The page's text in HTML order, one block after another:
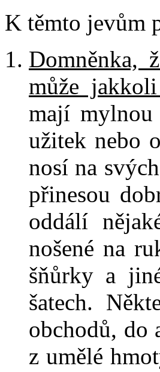
K těmto jevům
Domněnka,
může
mají
užitek nebo
nosí na
přinesou
oddálí
nošené na
šňůrky a
šatech.
obchodů, do
z umělé